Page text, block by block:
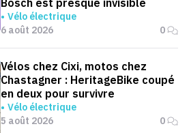
Vélo électrique
6 août 2026
0
Vélos chez Cixi, motos chez
Chastagner : HeritageBike coupé
en deux pour survivre
Vélo électrique
5 août 2026
0